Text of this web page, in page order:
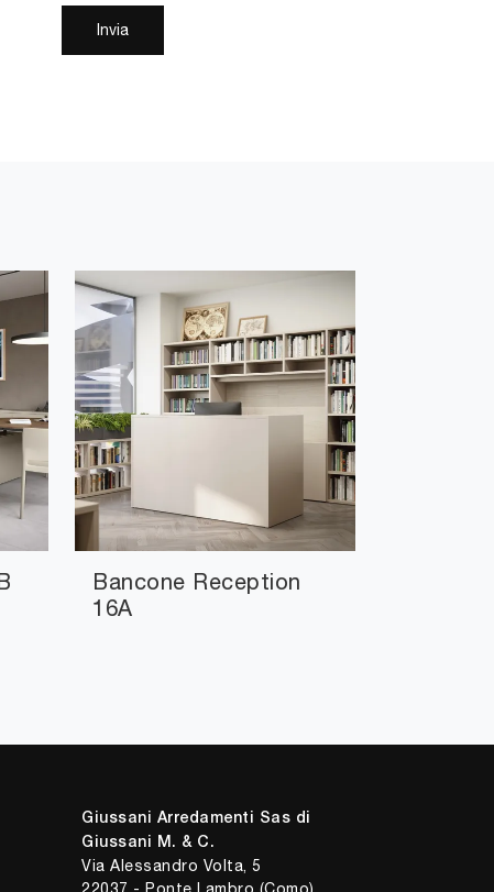
Invia
Bancone Reception
16A
Giussani Arredamenti Sas di
Giussani M. & C.
Via Alessandro Volta, 5